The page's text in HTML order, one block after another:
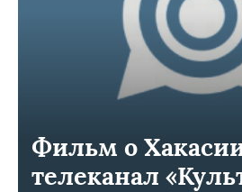
Фильм о
телеканал